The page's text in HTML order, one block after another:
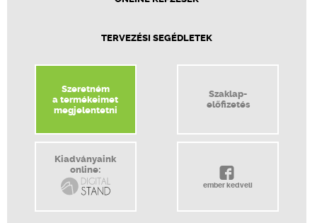
TERVEZÉSI SEGÉDLETEK
Szeretném
a termékeimet
megjelentetni
Szaklap-
előfizetés
Kiadványaink
online:
ember kedveli